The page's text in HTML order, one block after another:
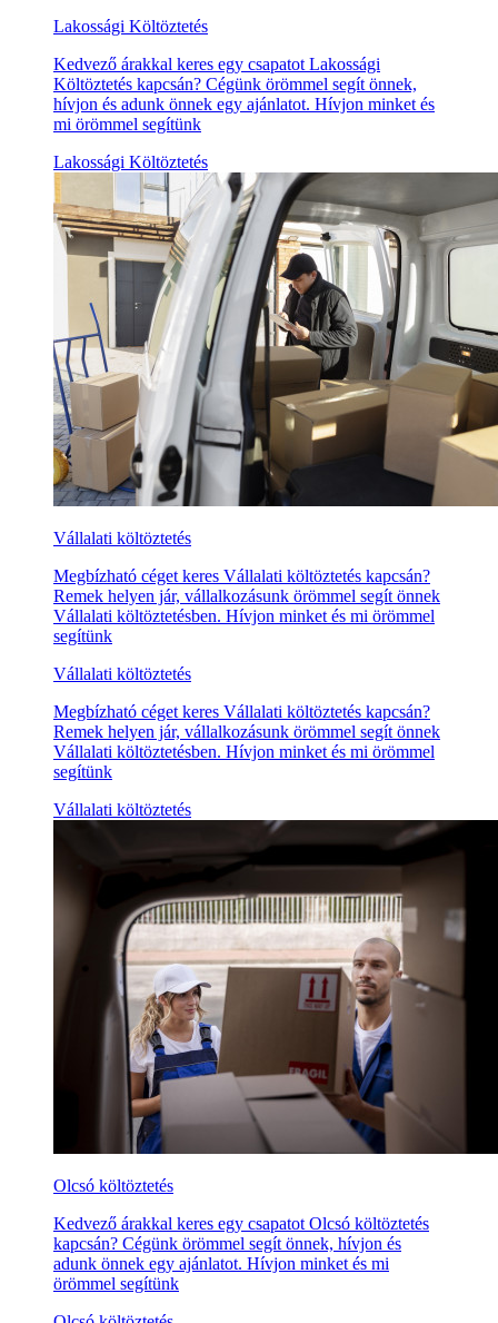
Lakossági Költöztetés
Kedvező árakkal keres egy csapatot Lakossági
Költöztetés kapcsán? Cégünk örömmel segít önnek,
hívjon és adunk önnek egy ajánlatot. Hívjon minket és
mi örömmel segítünk
Lakossági Költöztetés
Vállalati költöztetés
Megbízható céget keres Vállalati költöztetés kapcsán?
Remek helyen jár, vállalkozásunk örömmel segít önnek
Vállalati költöztetésben. Hívjon minket és mi örömmel
segítünk
Vállalati költöztetés
Megbízható céget keres Vállalati költöztetés kapcsán?
Remek helyen jár, vállalkozásunk örömmel segít önnek
Vállalati költöztetésben. Hívjon minket és mi örömmel
segítünk
Vállalati költöztetés
Olcsó költöztetés
Kedvező árakkal keres egy csapatot Olcsó költöztetés
kapcsán? Cégünk örömmel segít önnek, hívjon és
adunk önnek egy ajánlatot. Hívjon minket és mi
örömmel segítünk